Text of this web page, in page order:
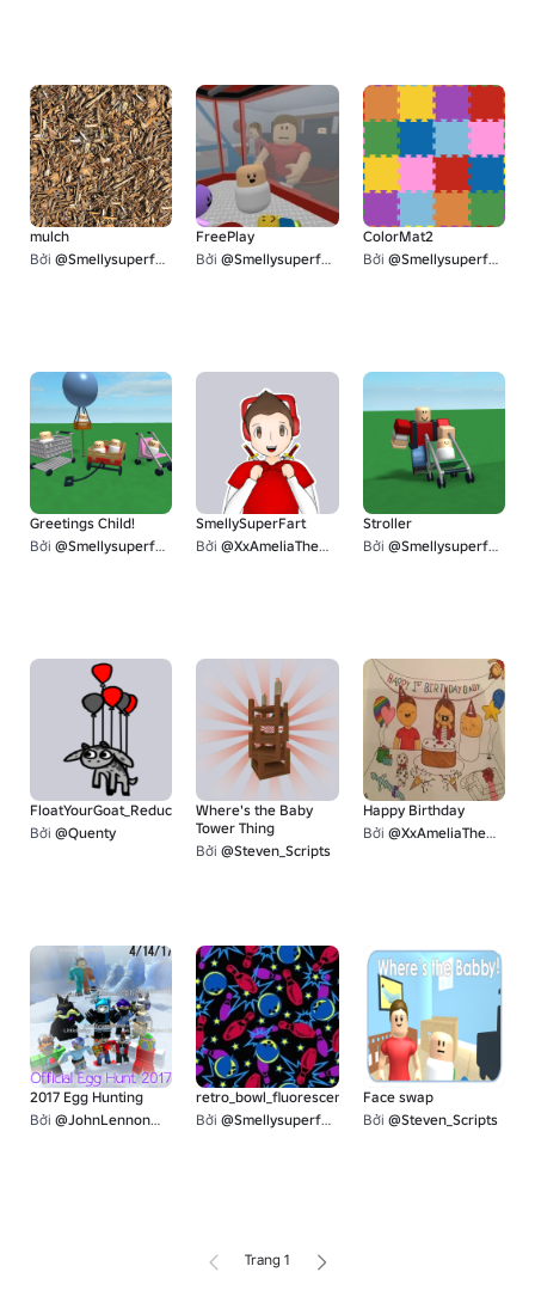
mulch
Bởi @Smellysuperfart
FreePlay
Bởi @Smellysuperfart
ColorMat2
Bởi @Smellysuperfart
Greetings Child!
Bởi @Smellysuperfart
SmellySuperFart
Bởi @XxAmeliaTheGamerxX
Stroller
Bởi @Smellysuperfart
FloatYourGoat_ReducedColors
Bởi @Quenty
Where's the Baby
Tower Thing
Bởi @Steven_Scripts
Happy Birthday
Bởi @XxAmeliaTheGamerxX
2017 Egg Hunting
Bởi @JohnLennonQuickscope
retro_bowl_fluorescent_tn
Bởi @Smellysuperfart
Face swap
Bởi @Steven_Scripts
Trang 1